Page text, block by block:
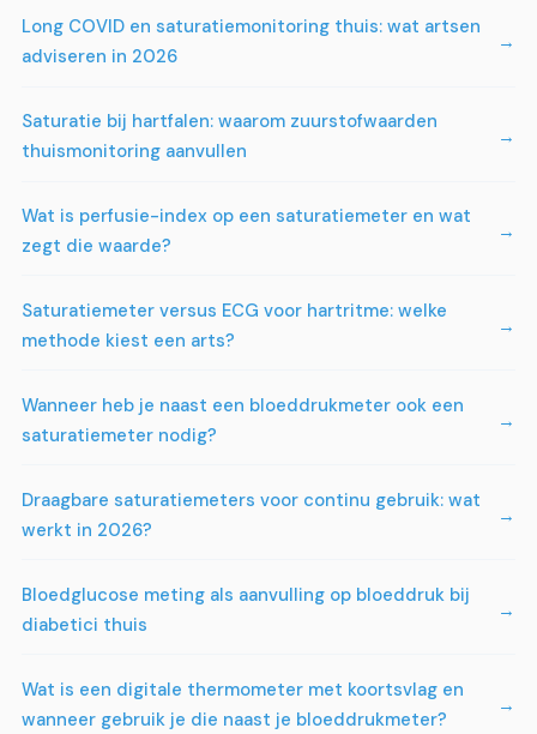
Long COVID en saturatiemonitoring thuis: wat artsen
adviseren in 2026
Saturatie bij hartfalen: waarom zuurstofwaarden
thuismonitoring aanvullen
Wat is perfusie-index op een saturatiemeter en wat
zegt die waarde?
Saturatiemeter versus ECG voor hartritme: welke
methode kiest een arts?
Wanneer heb je naast een bloeddrukmeter ook een
saturatiemeter nodig?
Draagbare saturatiemeters voor continu gebruik: wat
werkt in 2026?
Bloedglucose meting als aanvulling op bloeddruk bij
diabetici thuis
Wat is een digitale thermometer met koortsvlag en
wanneer gebruik je die naast je bloeddrukmeter?